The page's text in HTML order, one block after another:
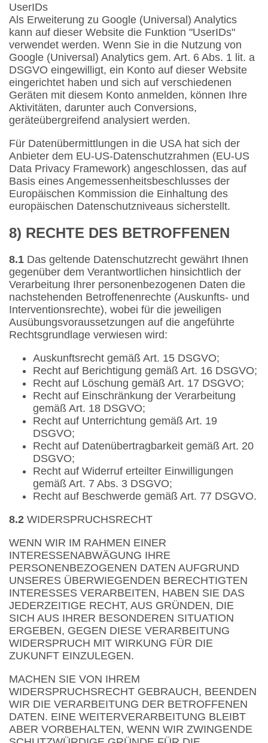
UserIDs
Als Erweiterung zu Google (Universal) Analytics
kann auf dieser Website die Funktion "UserIDs"
verwendet werden. Wenn Sie in die Nutzung von
Google (Universal) Analytics gem. Art. 6 Abs. 1 lit. a
DSGVO eingewilligt, ein Konto auf dieser Website
eingerichtet haben und sich auf verschiedenen
Geräten mit diesem Konto anmelden, können Ihre
Aktivitäten, darunter auch Conversions,
geräteübergreifend analysiert werden.
Für Datenübermittlungen in die USA hat sich der
Anbieter dem EU-US-Datenschutzrahmen (EU-US
Data Privacy Framework) angeschlossen, das auf
Basis eines Angemessenheitsbeschlusses der
Europäischen Kommission die Einhaltung des
europäischen Datenschutzniveaus sicherstellt.
8) RECHTE DES BETROFFENEN
8.1 Das geltende Datenschutzrecht gewährt Ihnen
gegenüber dem Verantwortlichen hinsichtlich der
Verarbeitung Ihrer personenbezogenen Daten die
nachstehenden Betroffenenrechte (Auskunfts- und
Interventionsrechte), wobei für die jeweiligen
Ausübungsvoraussetzungen auf die angeführte
Rechtsgrundlage verwiesen wird:
Auskunftsrecht gemäß Art. 15 DSGVO;
Recht auf Berichtigung gemäß Art. 16 DSGVO;
Recht auf Löschung gemäß Art. 17 DSGVO;
Recht auf Einschränkung der Verarbeitung
gemäß Art. 18 DSGVO;
Recht auf Unterrichtung gemäß Art. 19
DSGVO;
Recht auf Datenübertragbarkeit gemäß Art. 20
DSGVO;
Recht auf Widerruf erteilter Einwilligungen
gemäß Art. 7 Abs. 3 DSGVO;
Recht auf Beschwerde gemäß Art. 77 DSGVO.
8.2 WIDERSPRUCHSRECHT
WENN WIR IM RAHMEN EINER
INTERESSENABWÄGUNG IHRE
PERSONENBEZOGENEN DATEN AUFGRUND
UNSERES ÜBERWIEGENDEN BERECHTIGTEN
INTERESSES VERARBEITEN, HABEN SIE DAS
JEDERZEITIGE RECHT, AUS GRÜNDEN, DIE
SICH AUS IHRER BESONDEREN SITUATION
ERGEBEN, GEGEN DIESE VERARBEITUNG
WIDERSPRUCH MIT WIRKUNG FÜR DIE
ZUKUNFT EINZULEGEN.
MACHEN SIE VON IHREM
WIDERSPRUCHSRECHT GEBRAUCH, BEENDEN
WIR DIE VERARBEITUNG DER BETROFFENEN
DATEN. EINE WEITERVERARBEITUNG BLEIBT
ABER VORBEHALTEN, WENN WIR ZWINGENDE